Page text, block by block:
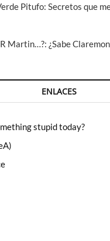
Pitufo: Secretos que
Martin…?: ¿Sabe
ENLACES
stupid today?